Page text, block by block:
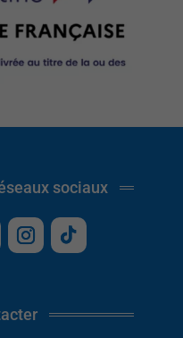
sociaux